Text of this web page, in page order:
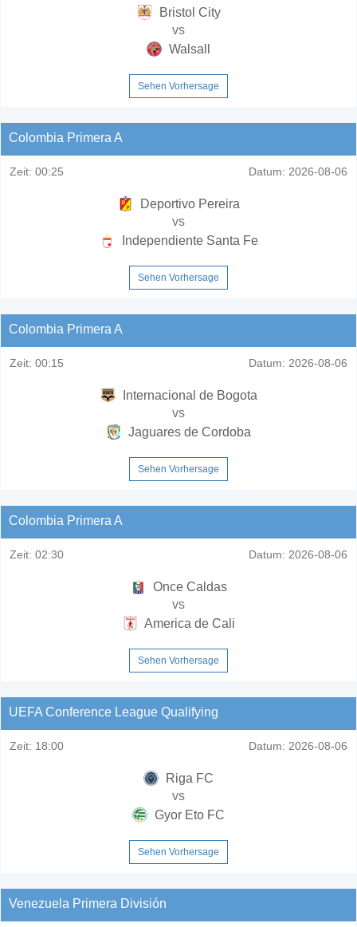
Bristol City
vs
Walsall
Sehen Vorhersage
Colombia Primera A
Zeit: 00:25 Datum: 2026-08-06
Deportivo Pereira
vs
Independiente Santa Fe
Sehen Vorhersage
Colombia Primera A
Zeit: 00:15 Datum: 2026-08-06
Internacional de Bogota
vs
Jaguares de Cordoba
Sehen Vorhersage
Colombia Primera A
Zeit: 02:30 Datum: 2026-08-06
Once Caldas
vs
America de Cali
Sehen Vorhersage
UEFA Conference League Qualifying
Zeit: 18:00 Datum: 2026-08-06
Riga FC
vs
Gyor Eto FC
Sehen Vorhersage
Venezuela Primera División